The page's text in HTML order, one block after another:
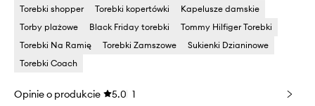
Torebki shopper
Torebki kopertówki
Kapelusze damskie
Torby plażowe
Black Friday torebki
Tommy Hilfiger Torebki
Torebki Na Ramię
Torebki Zamszowe
Sukienki Dzianinowe
Torebki Coach
Opinie o produkcie 5.0 1